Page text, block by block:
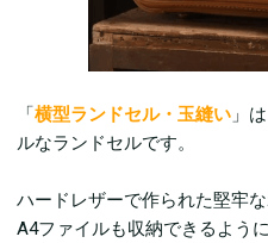
「横型ランドセル・玉縫い 」
ルなランドセルです。
ハードレザーで作られた堅牢
A4ファイルも収納できるよう